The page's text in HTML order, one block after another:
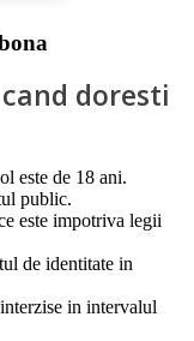
doresti
este de 18 ani.
public.
este impotriva legii
de identitate in
in intervalul